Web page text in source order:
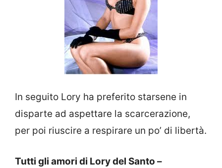
In seguito Lory ha preferito starsene in
disparte ad aspettare la scarcerazione,
per poi riuscire a respirare un po’ di libertà.
Tutti gli amori di Lory del Santo –